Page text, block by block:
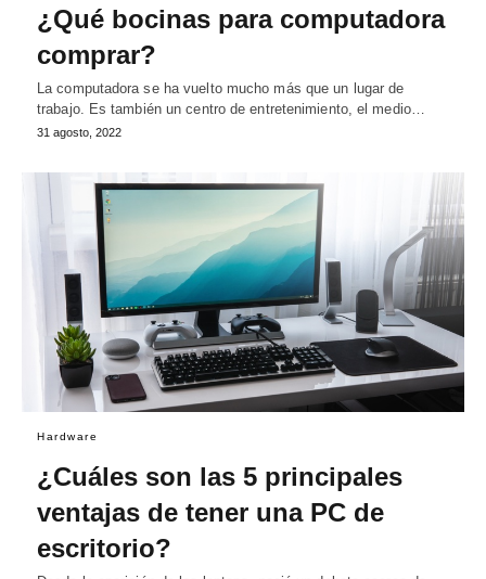
¿Qué bocinas para computadora
comprar?
La computadora se ha vuelto mucho más que un lugar de
trabajo. Es también un centro de entretenimiento, el medio…
31 agosto, 2022
Hardware
¿Cuáles son las 5 principales
ventajas de tener una PC de
escritorio?